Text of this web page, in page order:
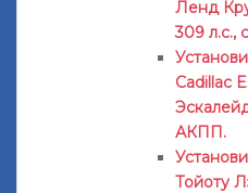
Ленд
309 л.с.,
Cadillac
АКПП.
Тойоту